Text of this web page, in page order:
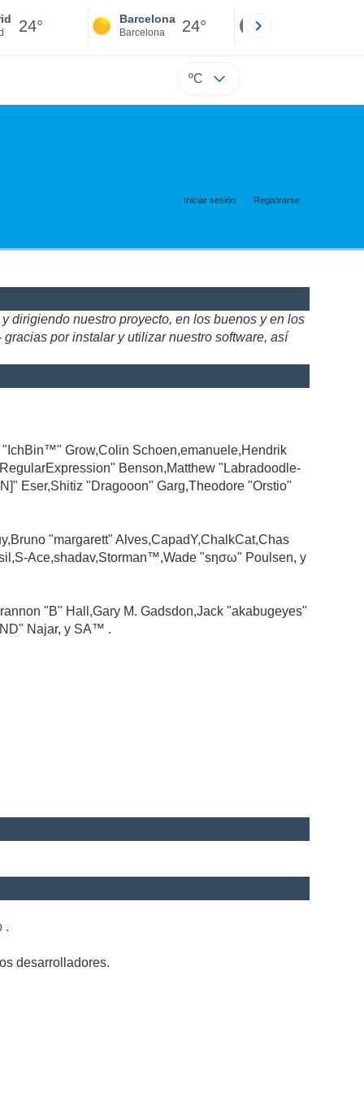
24° Barcelona
Barcelona 24°
ºC
Iniciar sesión Registrarse
dirigiendo nuestro proyecto, en los buenos y en los
por instalar y utilizar nuestro software, así
Grow,Colin Schoen,emanuele,Hendrik
Benson,Matthew "Labradoodle-
Eser,Shitiz "Dragooon" Garg,Theodore "Orstio"
"margarett" Alves,CapadY,ChalkCat,Chas
Ace,shadav,Storman™,Wade "sησω" Poulsen, y
"B" Hall,Gary M. Gadsdon,Jack "akabugeyes"
Najar, y SA™ .
.
desarrolladores.